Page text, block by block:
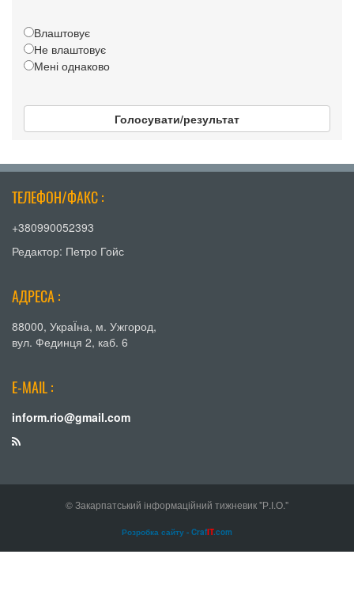
Влаштовує
Не влаштовує
Мені однаково
Голосувати/результат
ТЕЛЕФОН/ФАКС :
+380990052393
Редактор: Петро Гойс
АДРЕСА :
88000, УкраЇна, м. Ужгород,
вул. Фединця 2, каб. 6
E-MAIL :
inform.rio@gmail.com
© Закарпатський інформаційний тижневик "Р.І.О."
Розробка сайту - CrafIT.com